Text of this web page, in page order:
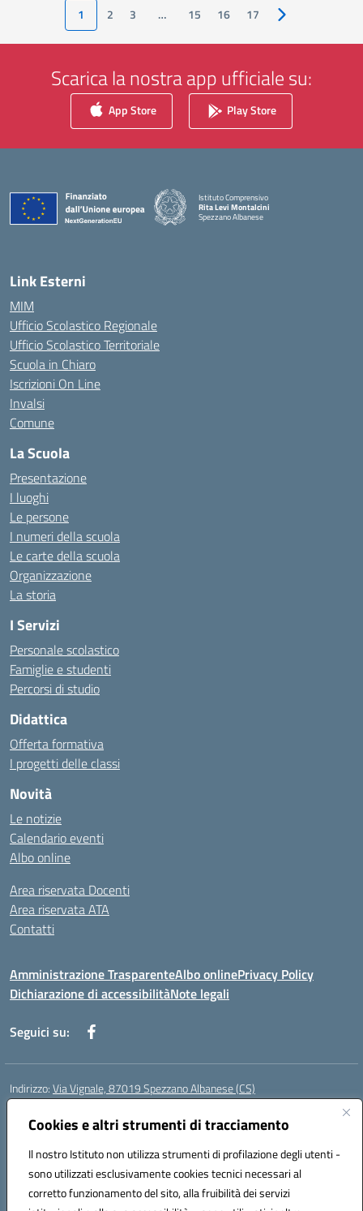
Cookies e altri strumenti di tracciamento
Il nostro Istituto non utilizza strumenti di profilazione degli utenti -
sono utilizzati esclusivamente cookies tecnici necessari al
corretto funzionamento del sito, alla fruibilità dei servizi
1 2 3 … 15 16 17 Pagina
Scarica la nostra app ufficiale su:
App Store Play Store
Istituto Comprensivo
Rita Levi Montalcini
Spezzano Albanese
— Visita la pagina iniziale della scuola
Link Esterni
MIM
Ufficio Scolastico Regionale
Ufficio Scolastico Territoriale
Scuola in Chiaro
Iscrizioni On Line
Invalsi
Comune
La Scuola
Presentazione
I luoghi
Le persone
I numeri della scuola
Le carte della scuola
Organizzazione
La storia
I Servizi
Personale scolastico
Famiglie e studenti
Percorsi di studio
Didattica
Offerta formativa
I progetti delle classi
Novità
Le notizie
Calendario eventi
Albo online
Area riservata Docenti
Area riservata ATA
Contatti
Amministrazione TrasparenteAlbo onlinePrivacy Policy
Dichiarazione di accessibilitàNote legali
Seguici su:
Indirizzo:Via Vignale, 87019 Spezzano Albanese (CS)
Centralino:
Posta elettronica certificata (PEC):csic878003@pec.istruzione.it
Codice fiscale: 94018300783
Codice meccanografico:CSIC878003
Codice Indice delle Pubbliche Amministrazioni (IPA): istsc_csic878003
Codice unico di fatturazione (CUF): UFK2HU